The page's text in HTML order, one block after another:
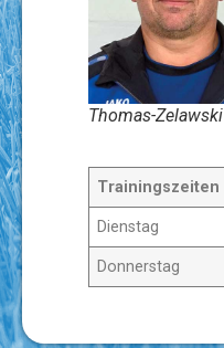
Thomas-Zelawski
Trainingszeiten
Dienstag
Donnerstag